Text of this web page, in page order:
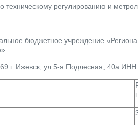
техническому регулированию и
бюджетное учреждение
г. Ижевск, ул.5-я Подлесная, 40а ИНН: